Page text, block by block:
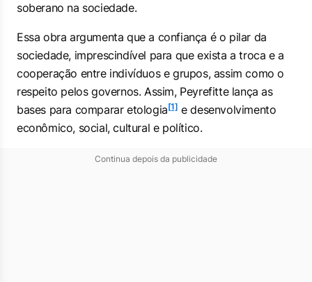
soberano na sociedade.
Essa obra argumenta que a confiança é o pilar da
sociedade, imprescindível para que exista a troca e a
cooperação entre indivíduos e grupos, assim como o
respeito pelos governos. Assim, Peyrefitte lança as
bases para comparar etologia[1] e desenvolvimento
econômico, social, cultural e político.
Continua depois da publicidade